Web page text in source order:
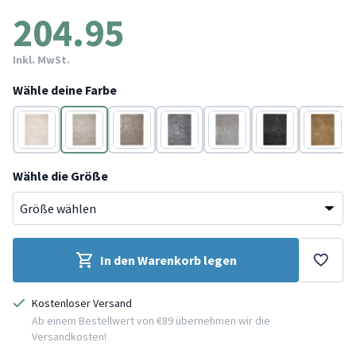
204.95
Inkl. MwSt.
Wähle deine Farbe
Creme Beige Taupe Grau HellgrauAnthrazitGold
Wähle die Größe
In den Warenkorb legen
Kostenloser Versand
Ab einem Bestellwert von €89 übernehmen wir die
Versandkosten!